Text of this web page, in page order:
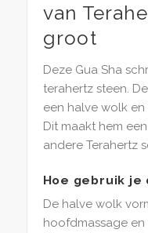
van
groot
Deze Gua Sha
terahertz steen.
een halve wolk en
Dit maakt hem
andere Terahertz
Hoe gebruik je
De halve wolk
hoofdmassage